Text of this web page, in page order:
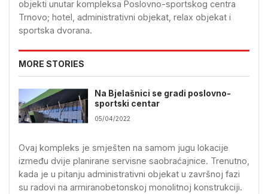
objekti unutar kompleksa Poslovno-sportskog centra
Trnovo; hotel, administrativni objekat, relax objekat i
sportska dvorana.
MORE STORIES
Na Bjelašnici se gradi poslovno-
sportski centar
05/04/2022
Ovaj kompleks je smješten na samom jugu lokacije
između dvije planirane servisne saobraćajnice. Trenutno,
kada je u pitanju administrativni objekat u završnoj fazi
su radovi na armiranobetonskoj monolitnoj konstrukciji.